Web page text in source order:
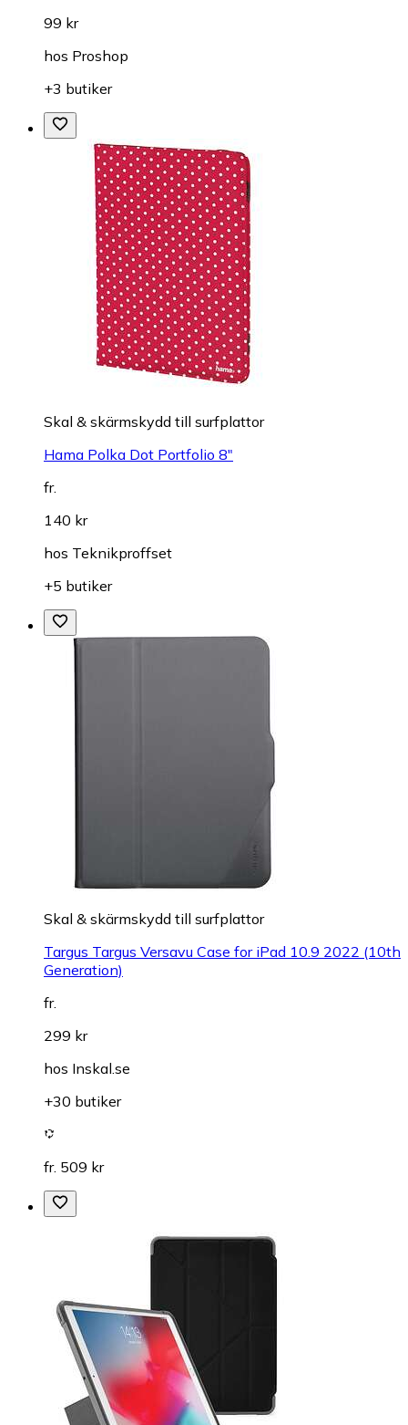
99 kr
hos Proshop
+3 butiker
Skal & skärmskydd till surfplattor
Hama Polka Dot Portfolio 8"
fr.
140 kr
hos Teknikproffset
+5 butiker
Skal & skärmskydd till surfplattor
Targus Targus Versavu Case for iPad 10.9 2022 (10th
Generation)
fr.
299 kr
hos Inskal.se
+30 butiker
fr. 509 kr